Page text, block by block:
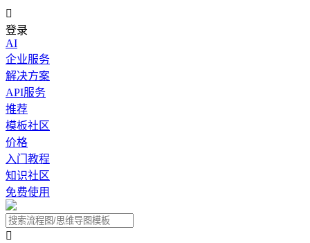

登录
AI
企业服务
解决方案
API服务
推荐
模板社区
价格
入门教程
知识社区
免费使用
